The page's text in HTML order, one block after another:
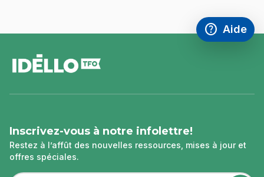
help
Accéder à
Aide
,Ce lien
de
page
Inscrivez-vous à notre infolettre!
Restez à l’affût des nouvelles ressources, mises à jour et
offres spéciales.